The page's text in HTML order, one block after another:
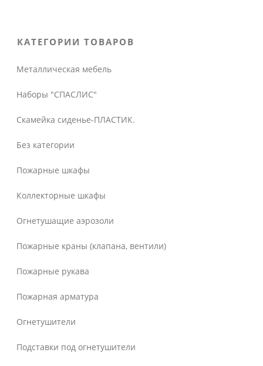
КАТЕГОРИИ ТОВАРОВ
Металлическая мебель
Наборы "СПАСЛИС"
Скамейка сиденье-ПЛАСТИК.
Без категории
Пожарные шкафы
Коллекторные шкафы
Огнетушащие аэрозоли
Пожарные краны (клапана, вентили)
Пожарные рукава
Пожарная арматура
Огнетушители
Подставки под огнетушители